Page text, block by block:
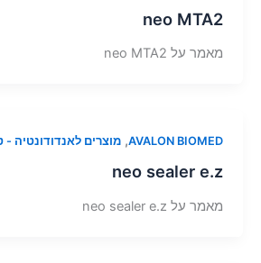
neo MTA2
מאמר על neo MTA2
AVALON BIOMED
, מוצרים לאנדודונטיה -
neo sealer e.z
מאמר על neo sealer e.z